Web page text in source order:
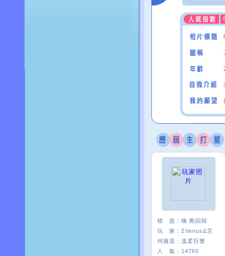
標 題： 嗨 剛回歸
玩 家： ΣVenusΔ苫
伺服器： 溫柔巨蟹
人 氣： 14760